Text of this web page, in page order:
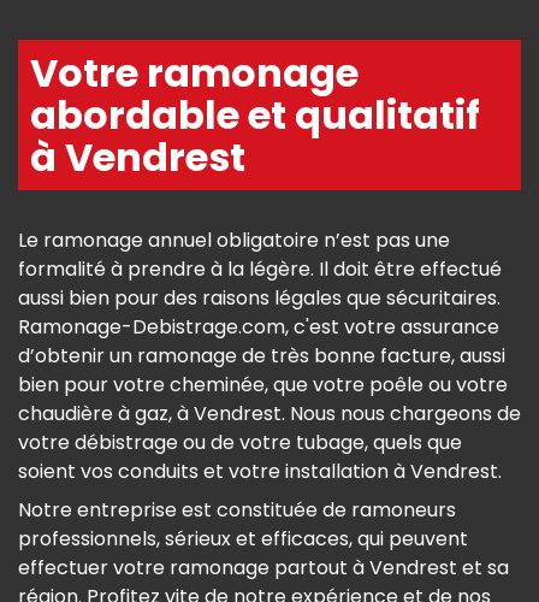
Votre ramonage
abordable et qualitatif
à Vendrest
Le ramonage annuel obligatoire n’est pas une
formalité à prendre à la légère. Il doit être effectué
aussi bien pour des raisons légales que sécuritaires.
Ramonage-Debistrage.com, c'est votre assurance
d’obtenir un ramonage de très bonne facture, aussi
bien pour votre cheminée, que votre poêle ou votre
chaudière à gaz, à Vendrest. Nous nous chargeons de
votre débistrage ou de votre tubage, quels que
soient vos conduits et votre installation à Vendrest.
Notre entreprise est constituée de ramoneurs
professionnels, sérieux et efficaces, qui peuvent
effectuer votre ramonage partout à Vendrest et sa
région. Profitez vite de notre expérience et de nos